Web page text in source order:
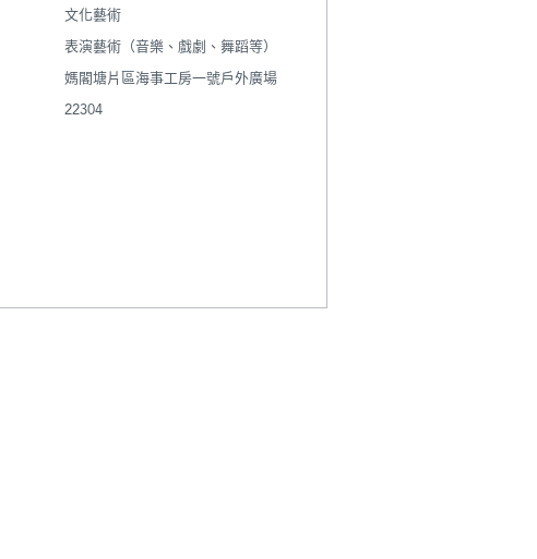
文化藝術
表演藝術（音樂、戲劇、舞蹈等）
媽閣塘片區海事工房一號戶外廣場
22304